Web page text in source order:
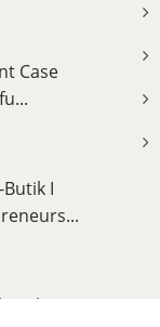
Case
I